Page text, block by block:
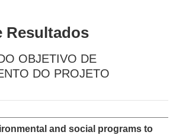
Resultados
OBJETIVO DE
DO PROJETO
and social programs to